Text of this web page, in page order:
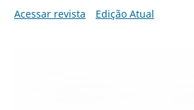
Acessar revista
Edição Atual